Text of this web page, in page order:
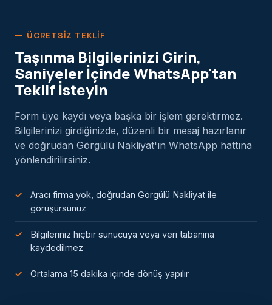
ÜCRETSIZ TEKLIF
Taşınma Bilgilerinizi Girin,
Saniyeler İçinde WhatsApp'tan
Teklif İsteyin
Form üye kaydı veya başka bir işlem gerektirmez.
Bilgilerinizi girdiğinizde, düzenli bir mesaj hazırlanır
ve doğrudan Görgülü Nakliyat'ın WhatsApp hattına
yönlendirilirsiniz.
Aracı firma yok, doğrudan Görgülü Nakliyat ile
görüşürsünüz
Bilgileriniz hiçbir sunucuya veya veri tabanına
kaydedilmez
Ortalama 15 dakika içinde dönüş yapılır